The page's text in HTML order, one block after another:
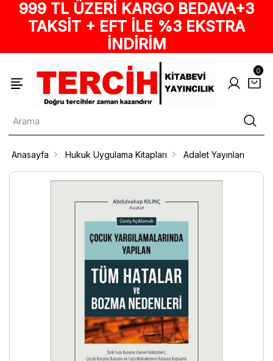
999 TL ÜZERİ KARGO BEDAVA+3
TAKSİT + EFT İLE %3 EKSTRA
İNDİRİM
0
Anasayfa Hukuk Uygulama Kitapları Adalet Yayınları